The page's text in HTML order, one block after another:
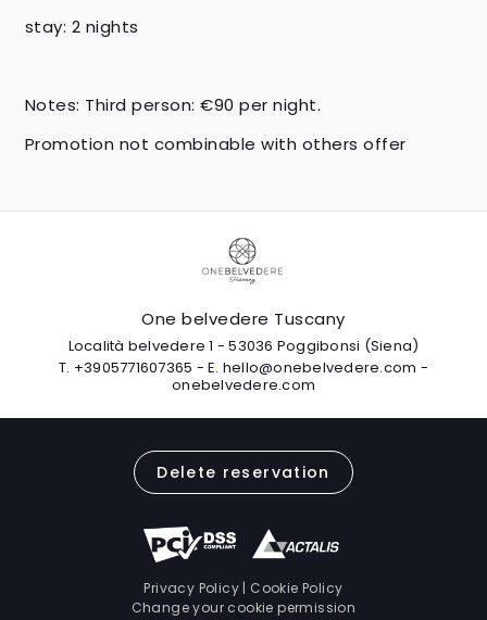
stay: 2 nights
Notes: Third person: €90 per night.
Promotion not combinable with others offer
One belvedere Tuscany
Località belvedere 1 - 53036 Poggibonsi (Siena)
T. +3905771607365 -E. hello@onebelvedere.com -
onebelvedere.com
Delete reservation
Privacy Policy | Cookie Policy
Change your cookie permission